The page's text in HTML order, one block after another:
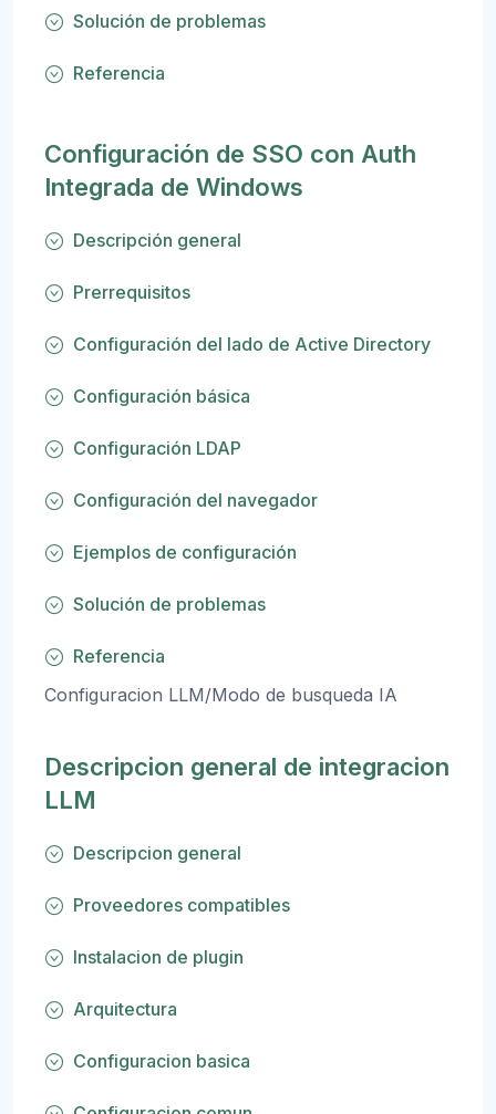
Solución de problemas
Referencia
Configuración de SSO con Auth
Integrada de Windows
Descripción general
Prerrequisitos
Configuración del lado de Active Directory
Configuración básica
Configuración LDAP
Configuración del navegador
Ejemplos de configuración
Solución de problemas
Referencia
Configuracion LLM/Modo de busqueda IA
Descripcion general de integracion
LLM
Descripcion general
Proveedores compatibles
Instalacion de plugin
Arquitectura
Configuracion basica